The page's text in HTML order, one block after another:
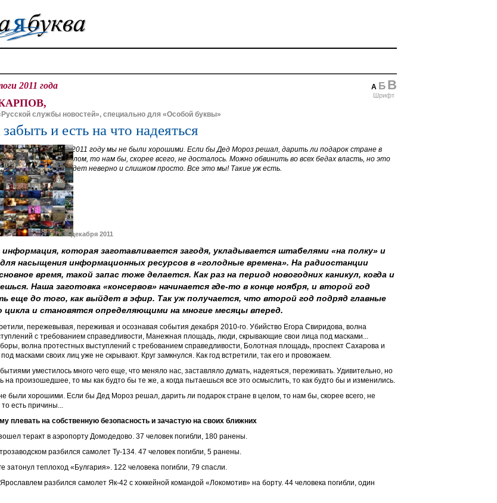
А Б В
Шрифт
2011 года
службы новостей», специально для «Особой буквы»
и есть на что надеяться
В 2011 году мы не были хорошими. Если бы Дед Мороз решал, дарить ли подарок стране в
целом, то нам бы, скорее всего, не досталось. Можно обвинить во всех бедах власть, но это
будет неверно и слишком просто. Все это мы! Такие уж есть.
30 декабря 2011
которая заготавливается загодя, укладывается штабелями «на полку» и
насыщения информационных ресурсов в «голодные времена». На радиостанции
время, такой запас тоже делается. Как раз на период новогодних каникул, когда и
Наша заготовка «консервов» начинается где-то в конце ноября, и второй год
еще до того, как выйдет в эфир. Так уж получается, что второй год подряд главные
цикла и становятся определяющими на многие месяцы вперед.
пережевывая, переживая и осознавая события декабря 2010-го. Убийство Егора Свиридова, волна
с требованием справедливости, Манежная площадь, люди, скрывающие свои лица под масками...
волна протестных выступлений с требованием справедливости, Болотная площадь, проспект Сахарова и
масками своих лиц уже не скрывают. Круг замкнулся. Как год встретили, так его и провожаем.
уместилось много чего еще, что меняло нас, заставляло думать, надеяться, переживать. Удивительно, но
на произошедшее, то мы как будто бы те же, а когда пытаешься все это осмыслить, то как будто бы и изменились.
были хорошими. Если бы Дед Мороз решал, дарить ли подарок стране в целом, то нам бы, скорее всего, не
есть причины...
плевать на собственную безопасность и зачастую на своих ближних
теракт в аэропорту Домодедово. 37 человек погибли, 180 ранены.
разбился самолет Ту-134. 47 человек погибли, 5 ранены.
затонул теплоход «Булгария». 122 человека погибли, 79 спасли.
разбился самолет Як-42 с хоккейной командой «Локомотив» на борту. 44 человека погибли, один